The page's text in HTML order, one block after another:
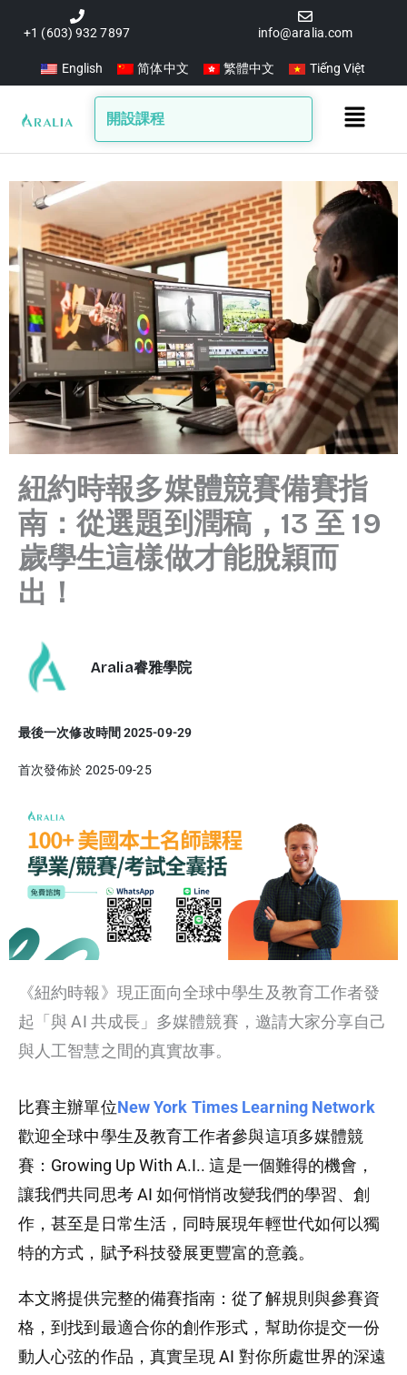
要
+1 (603) 932 7897 info@aralia.com
English 简体中文 繁體中文 Tiếng Việt
開設課程
Main
紐約時報多媒體競賽備賽指
南：從選題到潤稿，13 至 19
歲學生這樣做才能脫穎而
出！
Aralia睿雅學院
最後一次修改時間 2025-09-29
首次發佈於 2025-09-25
《紐約時報》現正面向全球中學生及教育工作者發
起「與 AI 共成長」多媒體競賽，邀請大家分享自己
與人工智慧之間的真實故事。
比賽主辦單位New York Times Learning Network
歡迎全球中學生及教育工作者參與這項多媒體競
賽： Growing Up With A.I.. 這是一個難得的機會，
讓我們共同思考 AI 如何悄悄改變我們的學習、創
作，甚至是日常生活，同時展現年輕世代如何以獨
特的方式，賦予科技發展更豐富的意義。
本文將提供完整的備賽指南：從了解規則與參賽資
格，到找到最適合你的創作形式，幫助你提交一份
動人心弦的作品，真實呈現 AI 對你所處世界的深遠